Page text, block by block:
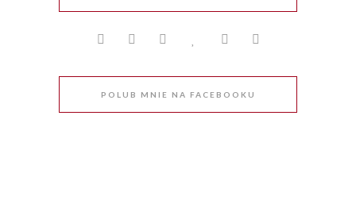
POLUB MNIE NA FACEBOOKU